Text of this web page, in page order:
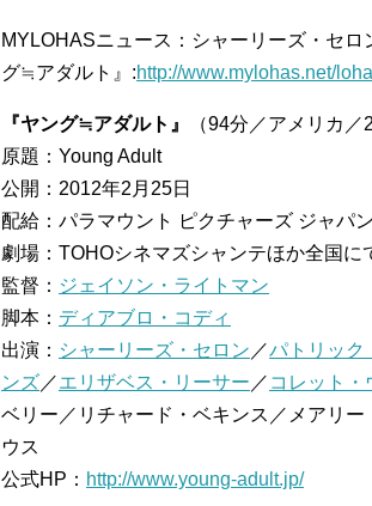
MYLOHASニュース：シャーリーズ・セ
グ≒アダルト』:http://www.mylohas.net/
『ヤング≒アダルト』
（94分／アメリカ／
原題：Young Adult
公開：2012年2月25日
配給：パラマウント ピクチャーズ ジャパン
劇場：TOHOシネマズシャンテほか全国に
監督： ジェイソン・ライトマン
脚本： ディアブロ・コディ
出演： シャーリーズ・セロン ／パトリック
ンズ／エリザベス・リーサー ／ コレット・
ベリー／リチャード・ベキンス／メアリ
ウス
公式HP： http://www.young-adult.jp/